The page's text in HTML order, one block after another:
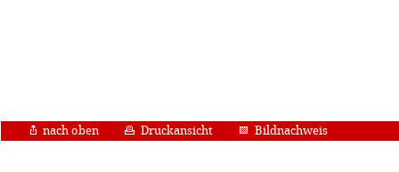
nach oben Druckansicht Bildnachweis